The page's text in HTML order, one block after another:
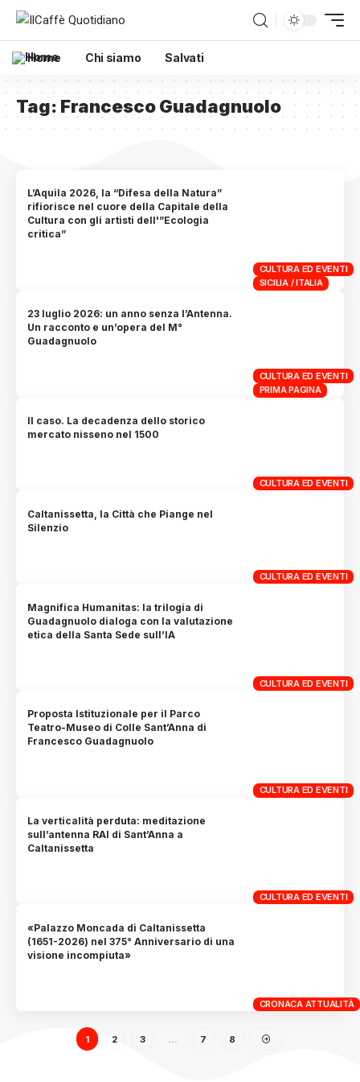
Home Chi siamo Salvati
Tag: Francesco Guadagnuolo
CULTURA ED EVENTI
SICILIA / ITALIA
L’Aquila 2026, la “Difesa della Natura”
rifiorisce nel cuore della Capitale della
Cultura con gli artisti dell'”Ecologia
critica”
CULTURA ED EVENTI
PRIMA PAGINA
23 luglio 2026: un anno senza l’Antenna.
Un racconto e un’opera del M°
Guadagnuolo
CULTURA ED EVENTI
Il caso. La decadenza dello storico
mercato nisseno nel 1500
CULTURA ED EVENTI
Caltanissetta, la Città che Piange nel
Silenzio
CULTURA ED EVENTI
Magnifica Humanitas: la trilogia di
Guadagnuolo dialoga con la valutazione
etica della Santa Sede sull’IA
CULTURA ED EVENTI
Proposta Istituzionale per il Parco
Teatro-Museo di Colle Sant’Anna di
Francesco Guadagnuolo
CULTURA ED EVENTI
La verticalità perduta: meditazione
sull’antenna RAI di Sant’Anna a
Caltanissetta
CRONACA ATTUALITÀ
«Palazzo Moncada di Caltanissetta
(1651-2026) nel 375° Anniversario di una
visione incompiuta»
1 2 3 7 8